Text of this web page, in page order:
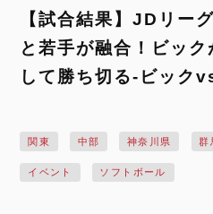
【試合結果】JDリー
と若手が融合！ビッ
して勝ち切る-ビック
関東 中部 神奈川県 群
イベント ソフトボール